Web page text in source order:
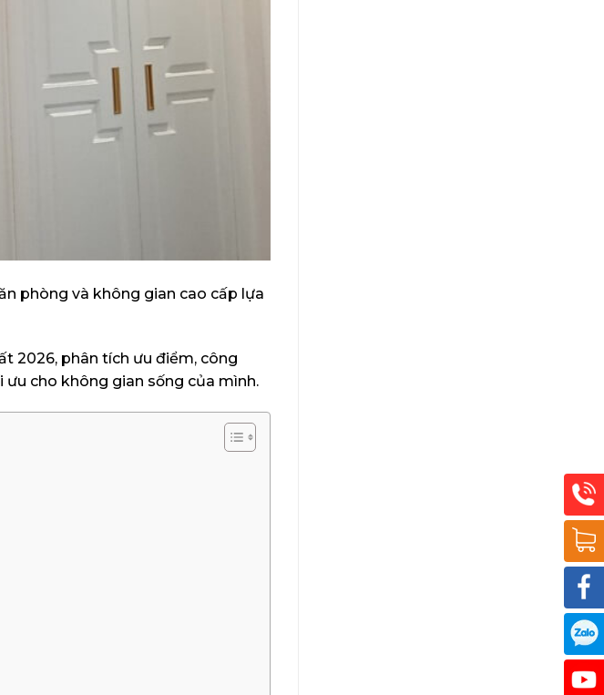
phòng và không gian cao cấp lựa
2026, phân tích ưu điểm, công
cho không gian sống của mình.